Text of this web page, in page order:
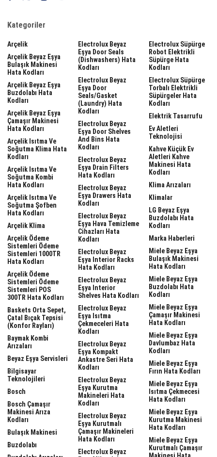
Kategoriler
Arçelik
Arçelik Beyaz Eşya
Bulaşık Makinesi
Hata Kodları
Arçelik Beyaz Eşya
Buzdolabı Hata
Kodları
Arçelik Beyaz Eşya
Çamaşır Makinesi
Hata Kodları
Arçelik Isıtma Ve
Soğutma Klima Hata
Kodları
Arçelik Isıtma Ve
Soğutma Kombi
Hata Kodları
Arçelik Isıtma Ve
Soğutma Şofben
Hata Kodları
Arçelik Klima
Arçelik Ödeme
Sistemleri Ödeme
Sistemleri 1000TR
Hata Kodları
Arçelik Ödeme
Sistemleri Ödeme
Sistemleri POS
300TR Hata Kodları
Baskets Orta Sepet,
Çatal Bıçak Tepsisi
(Konfor Rayları)
Baymak Kombi
Arızaları
Beyaz Eşya Servisleri
Bilgisayar
Teknolojileri
Bosch
Bosch Çamaşır
Makinesi Arıza
Kodları
Bulaşık Makinesi
Buzdolabı
Electrolux Beyaz
Eşya Door Seals
(dishwashers) Hata
Kodları
Electrolux Beyaz
Eşya Door
Seals/gasket
(laundry) Hata
Kodları
Electrolux Beyaz
Eşya Door Shelves
And Bins Hata
Kodları
Electrolux Beyaz
Eşya Drain Filters
Hata Kodları
Electrolux Beyaz
Eşya Drawers Hata
Kodları
Electrolux Beyaz
Eşya Hava Temizleme
Cihazları Hata
Kodları
Electrolux Beyaz
Eşya Interior Racks
Hata Kodları
Electrolux Beyaz
Eşya Interior
Shelves Hata Kodları
Electrolux Beyaz
Eşya Isıtma
Çekmeceleri Hata
Kodları
Electrolux Beyaz
Eşya Kompakt
Ankastre Seri Hata
Kodları
Electrolux Beyaz
Eşya Kurutma
Makineleri Hata
Kodları
Electrolux Beyaz
Eşya Kurutmalı
Çamaşır Makineleri
Hata Kodları
Electrolux Beyaz
Electrolux Süpürge
Robot Elektrikli
Süpürge Hata
Kodları
Electrolux Süpürge
Torbalı Elektrikli
Süpürgeler Hata
Kodları
Elektrik Tasarrufu
Ev Aletleri
Teknolojisi
Kahve Küçük Ev
Aletleri Kahve
Makinesi Hata
Kodları
Klima Arızaları
Klimalar
LG Beyaz Eşya
Buzdolabı Hata
Kodları
Marka Haberleri
Miele Beyaz Eşya
Bulaşık Makinesi
Hata Kodları
Miele Beyaz Eşya
Buzdolabı Hata
Kodları
Miele Beyaz Eşya
Çamaşır Makinesi
Hata Kodları
Miele Beyaz Eşya
Davlumbaz Hata
Kodları
Miele Beyaz Eşya
Fırın Hata Kodları
Miele Beyaz Eşya
Isıtma Çekmecesi
Hata Kodları
Miele Beyaz Eşya
Kurutma Makinesi
Hata Kodları
Miele Beyaz Eşya
Kurutmalı Çamaşır
Makinesi Hata